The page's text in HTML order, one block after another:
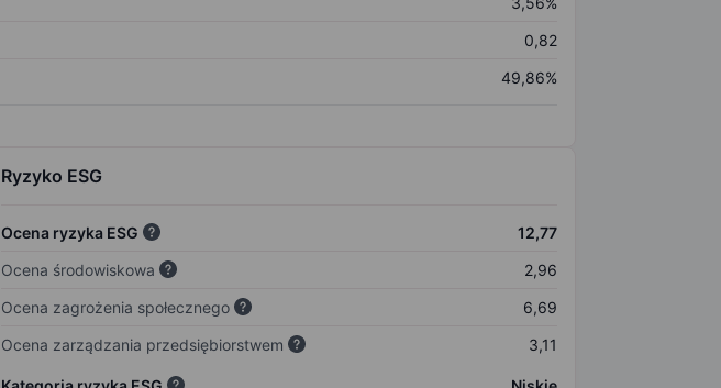
0,82
49,86%
Ryzyko ESG
Ocena ryzyka ESG
12,77
Ocena środowiskowa
2,96
Ocena zagrożenia społecznego
6,69
Ocena zarządzania przedsiębiorstwem
3,11